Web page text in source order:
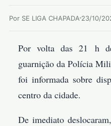
Por SE LIGA CHAPADA 23/10/
Por volta das 21 h
guarnição da Polícia
foi informada sobre
centro da cidade.
De imediato